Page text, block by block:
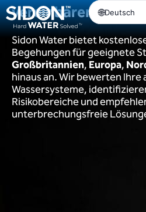
Zum
Inhalt
springen
Deutsch
vereinbaren
Sidon Water bietet
Begehungen für geeignete
Großbritannien,Europa,
hinaus an. Wir bewerten Ihre
Wassersysteme,
Risikobereiche und
unterbrechungsfreie